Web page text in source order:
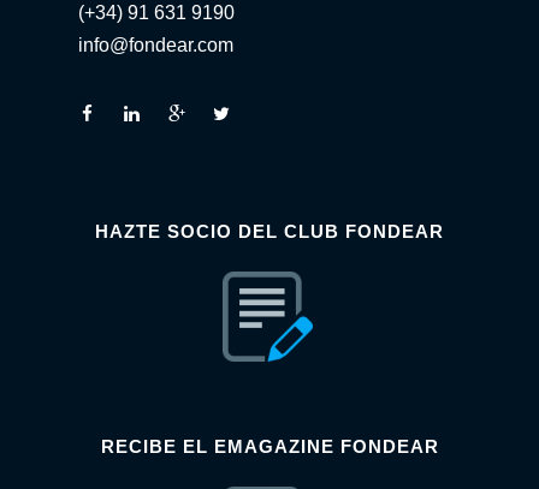
(+34) 91 631 9190
info@fondear.com
HAZTE SOCIO DEL CLUB FONDEAR
RECIBE EL EMAGAZINE FONDEAR